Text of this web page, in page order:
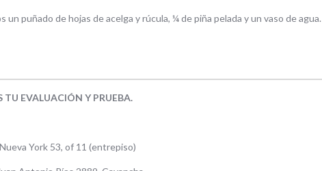
puñado de hojas de acelga y rúcula, ¼ de piña pelada y un vaso de agua.
EVALUACIÓN Y PRUEBA.
York 53, of 11 (entrepiso)